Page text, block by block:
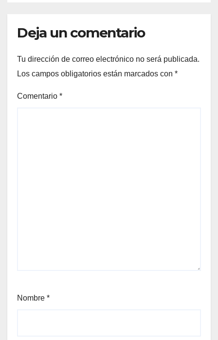
Deja un comentario
Tu dirección de correo electrónico no será publicada.
Los campos obligatorios están marcados con *
Comentario *
Nombre *